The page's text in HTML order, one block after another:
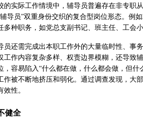
的实际工作情境中，辅导员普遍存在非专职
导员”双重身份交织的复合型岗位形态。例
多种职务，如党总支副书记、班主任、工会
员还需完成出本职工作外的大量临时性、事
工作内容复杂多样、权责边界模糊，还导致
，容易陷入“什么都在做，什么都会做，但
作被不断地挤压和弱化。通过调查发现，大
性。
健全